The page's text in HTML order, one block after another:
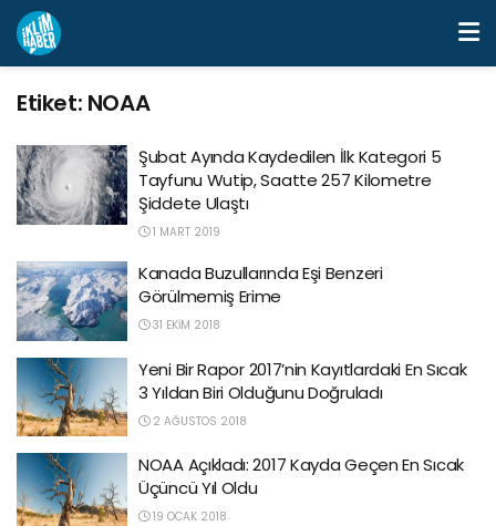
Etiket: NOAA
Şubat Ayında Kaydedilen İlk Kategori 5
Tayfunu Wutip, Saatte 257 Kilometre
Şiddete Ulaştı
1 MART 2019
Kanada Buzullarında Eşi Benzeri
Görülmemiş Erime
31 EKIM 2018
Yeni Bir Rapor 2017’nin Kayıtlardaki En Sıcak
3 Yıldan Biri Olduğunu Doğruladı
2 AĞUSTOS 2018
NOAA Açıkladı: 2017 Kayda Geçen En Sıcak
Üçüncü Yıl Oldu
19 OCAK 2018